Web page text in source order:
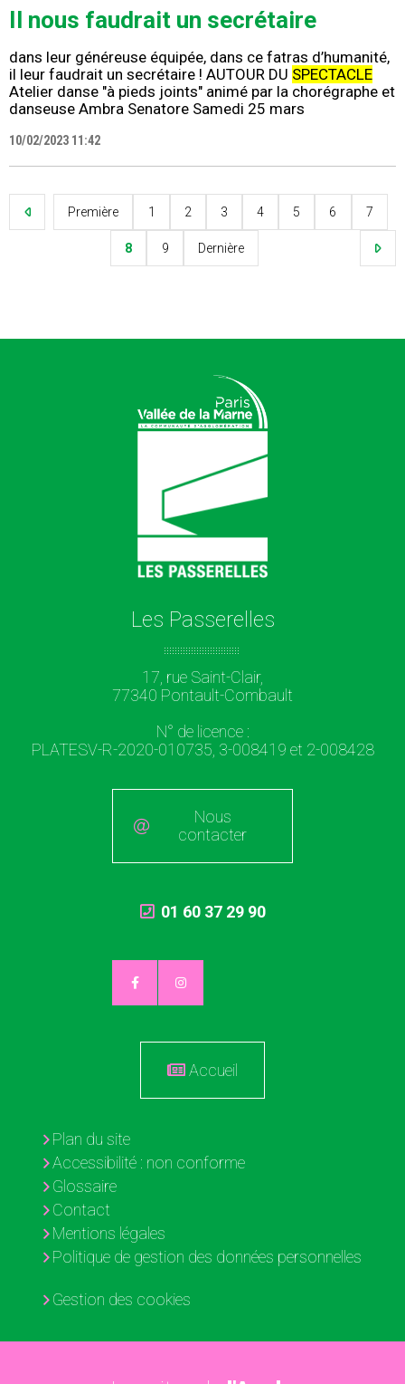
Il nous faudrait un secrétaire
dans leur généreuse équipée, dans ce fatras d’humanité,
il leur faudrait un secrétaire ! AUTOUR DU SPECTACLE
Atelier danse "à pieds joints" animé par la chorégraphe et
danseuse Ambra Senatore Samedi 25 mars
10/02/2023 11:42
Première 1 2 3 4 5 6 7
8 9 Dernière
Les Passerelles
17, rue Saint-Clair,
77340 Pontault-Combault
N° de licence :
PLATESV-R-2020-010735, 3-008419 et 2-008428
Nous
contacter
01 60 37 29 90
Accueil
Plan du site
Accessibilité : non conforme
Glossaire
Contact
Mentions légales
Politique de gestion des données personnelles
Gestion des cookies